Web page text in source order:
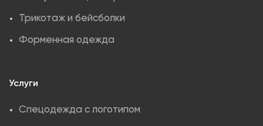
Трикотаж и бейсболки
Форменная одежда
Услуги
Спецодежда с логотипом